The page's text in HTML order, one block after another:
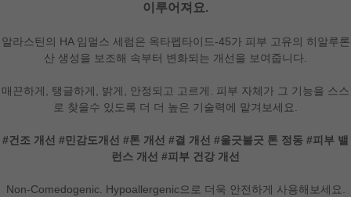
이루어져요.
알라스틴의 HA 임멀스 세럼은 옥타펩타이드-45가 피부 고유의 히알루론
산 생성을 보조해 속부터 변화되는 개선을 보여줍니다.
매끈하게, 탱글하게, 밝게, 안정되고 고르게. 피부 자체가 그 기능을 스스
로 찾을수 있도록 더 더 높은 기술력에 맡겨보세요.
#건조 개선 #민감도개선 #톤 개선 #결 개선 #울긋불긋 톤 정동 #피부 밸
런스 개선 #피부 건강 개선
Non-Comedogenic. Hypoallergenic으로 더욱 안전하게 사용해보세요.